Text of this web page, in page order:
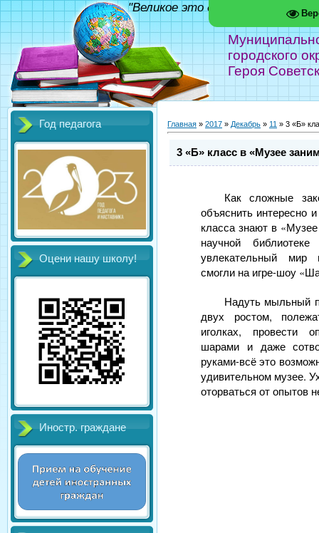
городского
Героя
"Великое это дело - школа!"
Год педагога
Оцени нашу школу!
Иностр. граждане
Главная » 2017 » Декабрь » 11 » 3 «Б»
3 «Б» класс в «Музее
Как сложные
объяснить интересно
класса знают в
научной
увлекательный
смогли на игре-шоу
Надуть мыльный
двух ростом,
иголках, провести
шарами и даже
руками-всё это
удивительном музее.
оторваться от опытов